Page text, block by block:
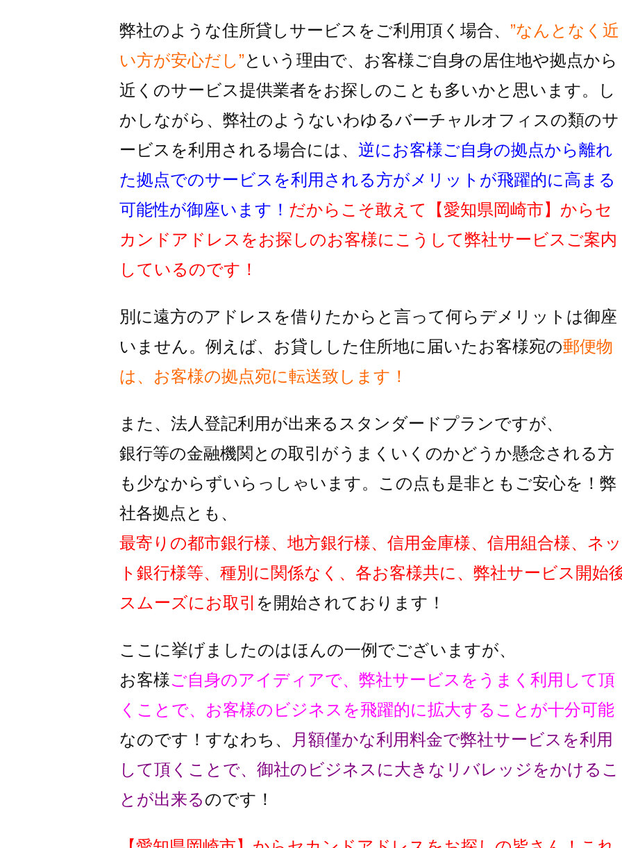
弊社のような住所貸しサービスをご利用頂く場合、 ”なんとなく近
い方が安心だし”という理由で、お客様ご自身の居住地や拠点から
近くのサービス提供業者をお探しのことも多いかと思います。し
かしながら、 弊社のようないわゆるバーチャルオフィスの類のサ
ービスを利用される場合には、 逆にお客様ご自身の拠点から離れ
た拠点でのサービスを利用 される方がメリットが飛躍的に高まる
可能性が御座います！ だからこそ敢えて 【愛知県岡崎市】 からセ
カンドアドレスをお探しのお客様にこうして弊社サービスご案内
しているのです！
別に遠方のアドレスを借りたからと言って何らデメリットは御座
いません。例えば、お貸しした住所地に届いたお客様宛の郵便物
は、お客様の拠点宛に転送致します！
また、法人登記利用が出来るスタンダードプランですが、
銀行等の金融機関との取引がうまくいくのかどうか懸念される方
も少なからずいらっしゃいます。この点も是非ともご安心を！弊
社各拠点とも、
最寄りの都市銀行様、地方銀行様、信用金庫様、信用組合様、ネッ
ト銀行様等、種別に関係なく、各お客様共に、弊社サービス開始
スムーズに お取引 を開始されております！
ここに挙げましたのはほんの一例でございますが、
お客様ご自身のアイディアで、弊社サービスをうまく利用して頂
くことで、 お客様のビジネスを飛躍的に拡大することが十分可能
なのです！ すなわち、
月額僅かな利用料金で弊社サービスを利用
して頂くことで、 御社のビジネスに大きなリバレッジをかけるこ
とが出来るのです！